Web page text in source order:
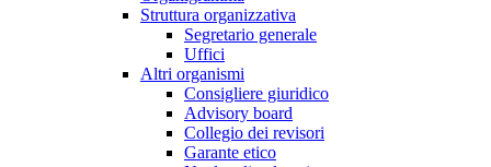
Struttura organizzativa
Segretario generale
Uffici
Altri organismi
Consigliere giuridico
Advisory board
Collegio dei revisori
Garante etico